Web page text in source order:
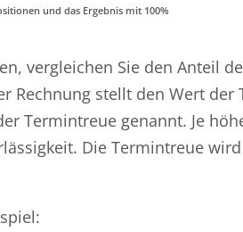
und das Ergebnis mit 100%
vergleichen Sie den Anteil
Rechnung stellt den Wert
Termintreue genannt. Je
Die Termintreue